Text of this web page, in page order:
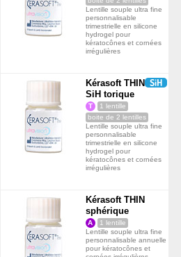
2
Lentille souple ultra fine
personnalisable
trimestrielle en silicone
hydrogel pour
kératocônes et cornées
irrégulières
Kérasoft THIN
SiH torique
T
1 lentille
boite de 2 lentilles
Lentille souple ultra fine
personnalisable
trimestrielle en silicone
hydrogel pour
kératocônes et cornées
irrégulières
Kérasoft THIN
sphérique
A
1 lentille
Lentille souple ultra fine
personnalisable annuelle
pour kératocônes et